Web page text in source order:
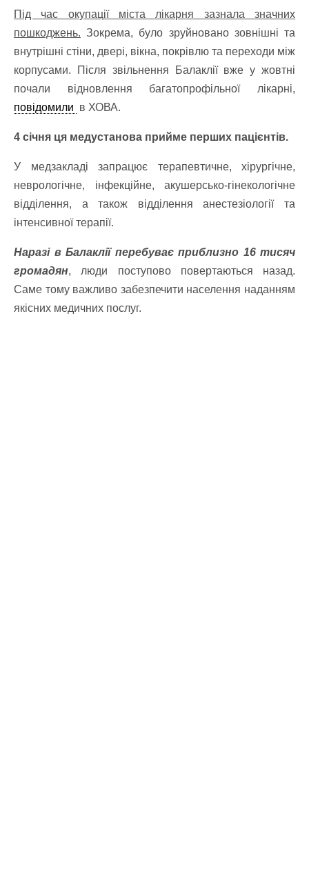
Під час окупації міста лікарня зазнала значних
пошкоджень. Зокрема, було зруйновано зовнішні та
внутрішні стіни, двері, вікна, покрівлю та переходи між
корпусами. Після звільнення Балаклії вже у жовтні
почали відновлення багатопрофільної лікарні,
повідомили в ХОВА.
4 січня ця медустанова прийме перших пацієнтів.
У медзакладі запрацює терапевтичне, хірургічне,
неврологічне, інфекційне, акушерсько-гінекологічне
відділення, а також відділення анестезіології та
інтенсивної терапії.
Наразі в Балаклії перебуває приблизно 16 тисяч
громадян, люди поступово повертаються назад.
Саме тому важливо забезпечити населення наданням
якісних медичних послуг.